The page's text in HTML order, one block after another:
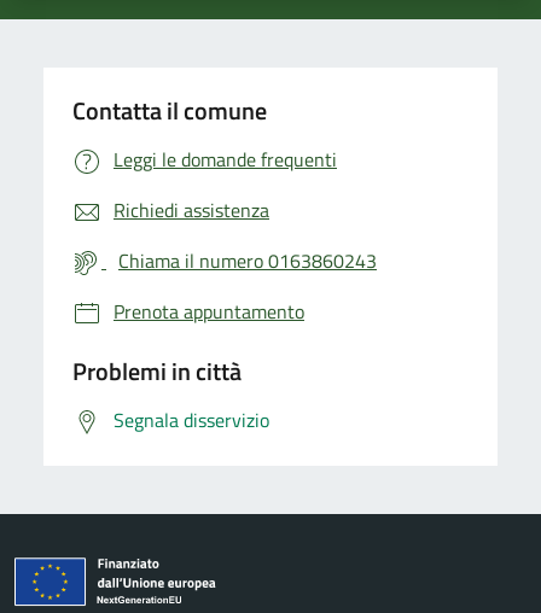
Contatta il comune
Leggi le domande frequenti
Richiedi assistenza
Chiama il numero 0163860243
Prenota appuntamento
Problemi in città
Segnala disservizio